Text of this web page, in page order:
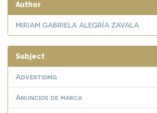
Author
MIRIAM GABRIELA ALEGRÍA ZAVALA
Subject
Advertising
Anuncios de marca